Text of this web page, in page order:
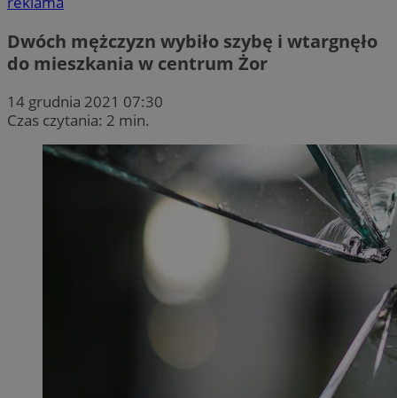
Dwóch mężczyzn wybiło szybę i wtargnęło
do mieszkania w centrum Żor
14 grudnia 2021 07:30
Czas czytania: 2 min.